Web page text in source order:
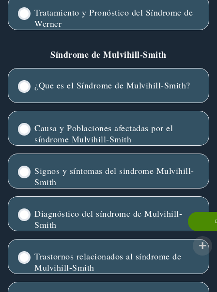
Tratamiento y Pronóstico del Síndrome de
Werner
Síndrome de Mulvihill-Smith
¿Que es el Síndrome de Mulvihill-Smith?
Causa y Poblaciones afectadas por el
síndrome Mulvihill-Smith
Signos y síntomas del sindrome Mulvihill-
Smith
Diagnóstico del síndrome de Mulvihill-
Smith
Trastornos relacionados al síndrome de
Mulvihill-Smith